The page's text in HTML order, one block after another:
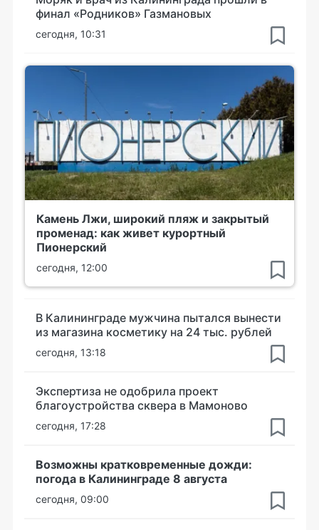
финал «Родников» Газмановых
сегодня, 10:31
Камень Лжи, широкий пляж и закрытый
променад: как живет курортный
Пионерский
сегодня, 12:00
В Калининграде мужчина пытался вынести
из магазина косметику на 24 тыс. рублей
сегодня, 13:18
Экспертиза не одобрила проект
благоустройства сквера в Мамоново
сегодня, 17:28
Возможны кратковременные дожди:
погода в Калининграде 8 августа
сегодня, 09:00